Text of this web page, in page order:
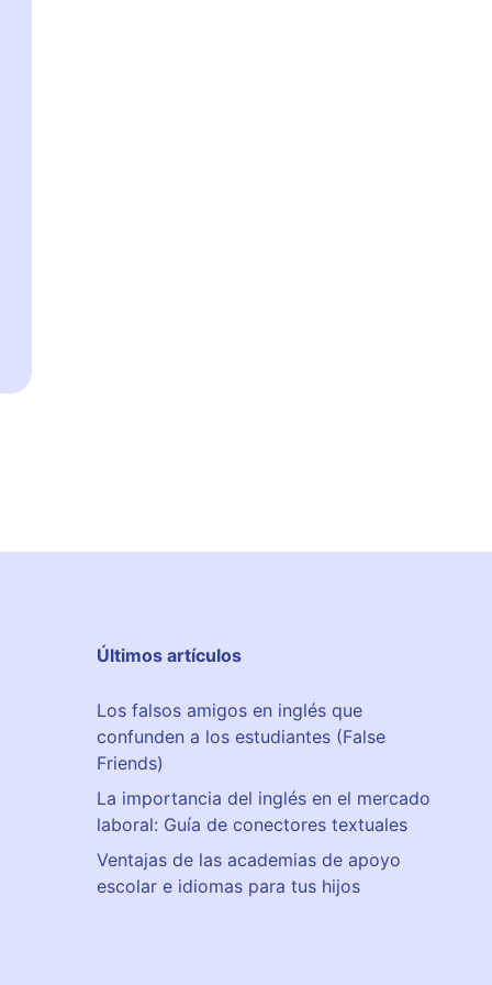
Últimos artículos
Los falsos amigos en inglés que
confunden a los estudiantes (False
Friends)
La importancia del inglés en el mercado
laboral: Guía de conectores textuales
Ventajas de las academias de apoyo
escolar e idiomas para tus hijos